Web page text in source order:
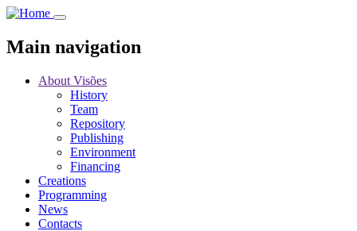
Skip
main
content
Main navigation
About Visões
History
Team
Repository
Publishing
Environment
Financing
Creations
Programming
News
Contacts